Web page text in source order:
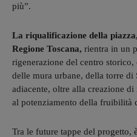
più”.
La riqualificazione della
Regione Toscana, rientra in un
rigenerazione del centro
delle mura urbane, della torre di
adiacente, oltre alla creazione
al potenziamento della fruibilità
Tra le future tappe del progetto,